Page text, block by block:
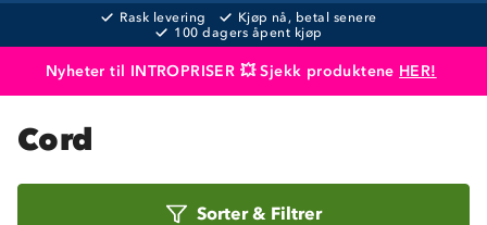
Rask levering
Kjøp nå, betal senere
100 dagers åpent kjøp
Nyheter til INTROPRISER 💥 Sjekk produktene HER!
Cord
Sorter& Filtrer